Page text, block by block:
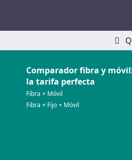
Comparador fibra y
la tarifa perfecta
Fibra + Móvil
Fibra + Fijo + Móvil